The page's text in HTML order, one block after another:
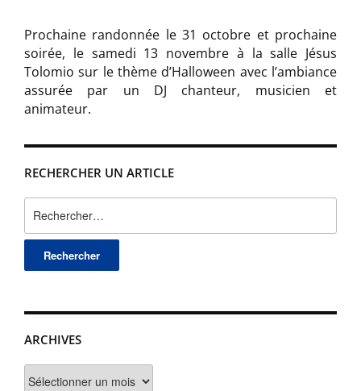
RECHERCHER UN ARTICLE
ARCHIVES
Prochaine randonnée le 31 octobre et prochaine
soirée, le samedi 13 novembre à la salle Jésus
Tolomio sur le thème d’Halloween avec l’ambiance
assurée par un DJ chanteur, musicien et
animateur.